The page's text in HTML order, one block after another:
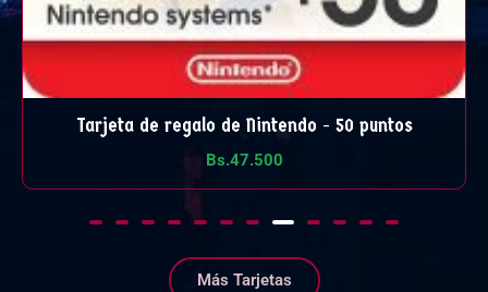
Tarjeta de regalo de Nintendo - 35
Más Tarjetas